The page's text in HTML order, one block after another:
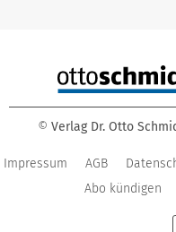
© Verlag Dr. Otto
Impressum AGB
Abo kündigen